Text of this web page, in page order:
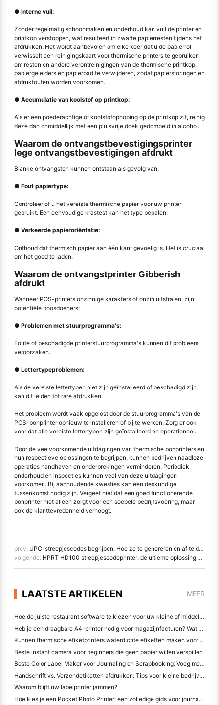
● Interne vuil:
Zonder regelmatig schoonmaken en onderhoud kan vuil de printer en
printkop verstoppen, wat resulteert in zwarte papierresten tijdens het
afdrukken. Het wordt aanbevolen om elke keer dat u de papierrol
verwisselt een reinigingskaart voor thermische printers te gebruiken
om resten en andere verontreinigingen van de thermische printkop,
papiergeleiders en papierpad te verwijderen, zodat papierstoringen en
afdrukfouten worden voorkomen.
● Accumulatie van koolstof op printkop:
Als er een poederachtige of koolstofophoping op de printkop zit, reinig
deze dan onmiddellijk met een pluisvrije doek gedompeld in alcohol.
Waarom de ontvangstbevestigingsprinter
lege ontvangstbevestigingen afdrukt
Blanke ontvangsten kunnen ontstaan als gevolg van:
● Fout papiertype:
Controleer of u het vereiste thermische papier voor uw printer
gebruikt. Een eenvoudige krastest kan het type bepalen.
● Verkeerde papieroriëntatie:
Onthoud dat thermisch papier aan één kant gevoelig is. Het is cruciaal
om het goed te laden.
Waarom de ontvangstprinter Gibberish
afdrukt
Wanneer POS-printers onzinnige karakters of onzin uitstralen, zijn
potentiële boosdoeners:
● Problemen met stuurprogramma's:
Foute of beschadigde printerstuurprogramma's kunnen dit probleem
veroorzaken.
● Lettertypeproblemen:
Als de vereiste lettertypen niet zijn geïnstalleerd of beschadigd zijn,
kan dit leiden tot rare afdrukken.
Het probleem wordt vaak opgelost door de stuurprogramma's van de
POS-bonprinter opnieuw te installeren of bij te werken. Zorg er ook
voor dat alle vereiste lettertypen zijn geïnstalleerd en operationeel.
Door de veelvoorkomende uitdagingen van thermische bonprinters en
hun respectieve oplossingen te begrijpen, kunnen bedrijven naadloze
operaties handhaven en onderbrekingen verminderen. Periodiek
onderhoud en inspecties kunnen veel van deze uitdagingen
voorkomen. Bij aanhoudende kwesties kan een deskundige
tussenkomst nodig zijn. Vergeet niet dat een goed functionerende
bonprinter niet alleen zorgt voor een soepele bedrijfsvoering, maar
ook de klanttevredenheid verhoogt.
prev: UPC-streepjescodes begrijpen: Hoe ze te genereren en af te drukken
volgende: HPRT HD100 streepjescodeprinter: de ultieme oplossing voor e-commerce zakelijke etikettering
LAATSTE ARTIKELEN MEER
Hoe de juiste restaurant software te kiezen voor uw kleine of middelgrote restaurant
Heb je een draagbare A4-printer nodig voor magazijnfacturen? Wat werkelijk werkt
Kunnen thermische etiketprinters waterdichte etiketten maken voor kleine bedrijfsproducten?
Beste instant camera voor beginners die geen papier willen verspillen
Beste Color Label Maker voor Journaling en Scrapbooking: Voeg meer kleur toe aan elke pagina
Handschrift vs. Verzendetiketten afdrukken: Tips voor kleine bedrijven in 2026
Waarom blijft uw labelprinter jammen?
Hoe kies je een Pocket Photo Printer: een volledige gids voor journaling, reizen en iPhone-gebruikers